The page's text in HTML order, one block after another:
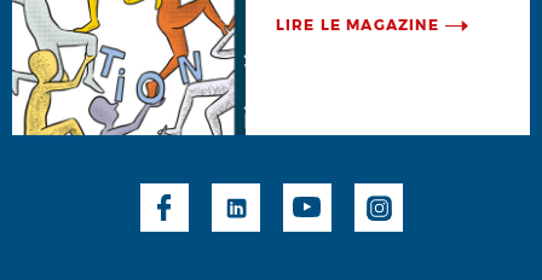
LIRE LE MAGAZINE